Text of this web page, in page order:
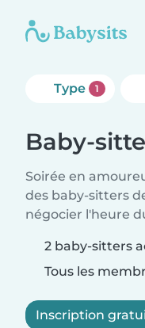
Type 1
Baby-
Soirée en
des baby-sitters
négocier l'heure
2 baby-sitters
Tous les
Inscription